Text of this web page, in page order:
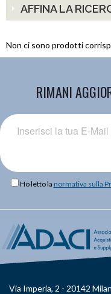
AFFINA LA
Non ci sono prodotti
RIMANI
Ho letto la normativa sulla
Via Imperia, 2 - 20142